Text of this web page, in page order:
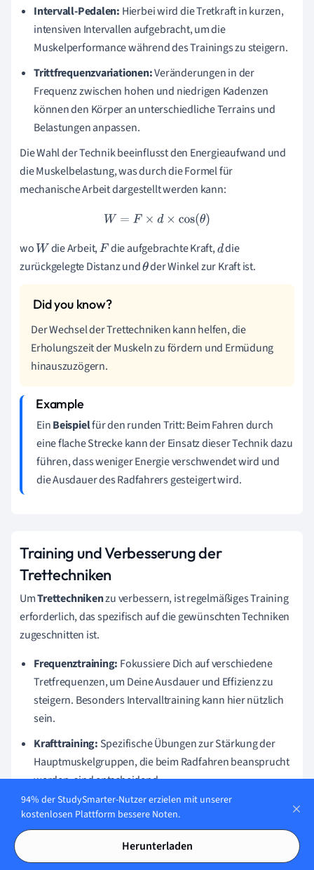
Intervall-Pedalen: Hierbei wird die Tretkraft in kurzen,
intensiven Intervallen aufgebracht, um die
Muskelperformance während des Trainings zu steigern.
Trittfrequenzvariationen:Veränderungen in der
Frequenz zwischen hohen und niedrigen Kadenzen
können den Körper an unterschiedliche Terrains und
Belastungen anpassen.
Die Wahl der Technik beeinflusst den Energieaufwand und
die Muskelbelastung, was durch die Formel für
mechanische Arbeit dargestellt werden kann:
W=F ×d ×cos (θ)
wo W die Arbeit,F die aufgebrachte Kraft,ddie
zurückgelegte Distanz undθder Winkel zur Kraft ist.
Der Wechsel der Trettechniken kann helfen, die
Erholungszeit der Muskeln zu fördern und Ermüdung
hinauszuzögern.
EinBeispielfür den runden Tritt: Beim Fahren durch
eine flache Strecke kann der Einsatz dieser Technik dazu
führen, dass weniger Energie verschwendet wird und
die Ausdauer des Radfahrers gesteigert wird.
Training und Verbesserung der
Trettechniken
UmTrettechnikenzu verbessern, ist regelmäßiges Training
erforderlich, das spezifisch auf die gewünschten Techniken
zugeschnitten ist.
Frequenztraining: Fokussiere Dich auf verschiedene
Tretfrequenzen, um Deine Ausdauer und Effizienz zu
steigern. Besonders Intervalltraining kann hier nützlich
sein.
Krafttraining: Spezifische Übungen zur Stärkung der
Hauptmuskelgruppen, die beim Radfahren beansprucht
werden, sind entscheidend.
Koordinationsübungen: Diese helfen dabei, die Phasen
Tritt zu perfektionieren.
94% der StudySmarter-Nutzer erzielen mit unserer
kostenlosen Plattform bessere Noten.
Herunterladen